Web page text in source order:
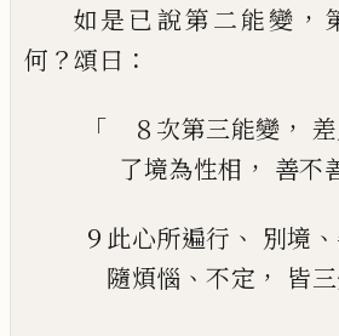
如是已說第二能變 ，
何 ？頌曰 ：
「 ８次第三能變 ，
了境為性相 ， 善不
９此心所遍行 、 別境 、
隨煩惱 、 不定 ， 皆